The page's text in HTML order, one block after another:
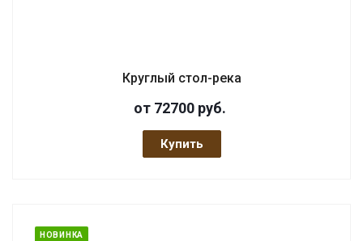
Круглый стол-река
от 72700 руб.
Купить
НОВИНКА